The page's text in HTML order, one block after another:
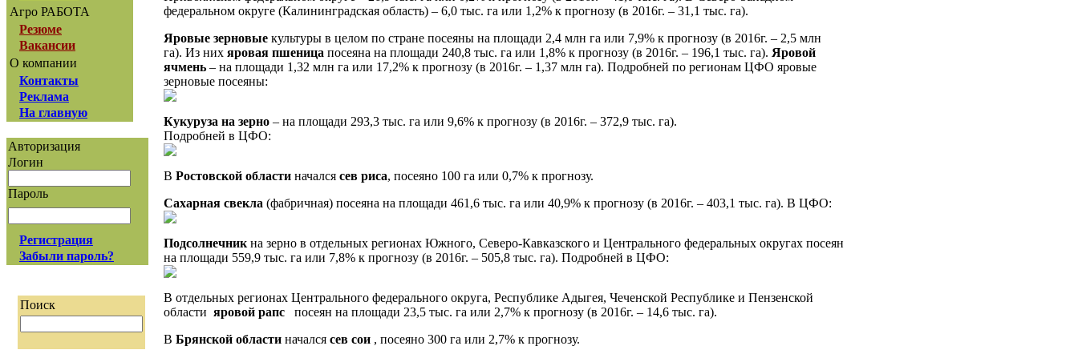
Агро РАБОТА
Резюме
Вакансии
О компании
Контакты
Реклама
На главную
Авторизация
Логин
Пароль
Регистрация
Забыли пароль?
Поиск
федеральном округе (Калининградская область) – 6,0 тыс. га или 1,2% к прогнозу (в 2016г. – 31,1 тыс. га).
Яровые зерновые культуры в целом по стране посеяны на площади 2,4 млн га или 7,9% к прогнозу (в 2016г. – 2,5 млн
га). Из них яровая пшеница посеяна на площади 240,8 тыс. га или 1,8% к прогнозу (в 2016г. – 196,1 тыс. га). Яровой
ячмень – на площади 1,32 млн га или 17,2% к прогнозу (в 2016г. – 1,37 млн га). Подробней по регионам ЦФО яровые
зерновые посеяны:
Кукуруза на зерно – на площади 293,3 тыс. га или 9,6% к прогнозу (в 2016г. – 372,9 тыс. га).
Подробней в ЦФО:
В Ростовской области начался сев риса, посеяно 100 га или 0,7% к прогнозу.
Сахарная свекла (фабричная) посеяна на площади 461,6 тыс. га или 40,9% к прогнозу (в 2016г. – 403,1 тыс. га). В ЦФО:
Подсолнечник на зерно в отдельных регионах Южного, Северо-Кавказского и Центрального федеральных округах посеян
на площади 559,9 тыс. га или 7,8% к прогнозу (в 2016г. – 505,8 тыс. га). Подробней в ЦФО:
В отдельных регионах Центрального федерального округа, Республике Адыгея, Чеченской Республике и Пензенской
области яровой рапс посеян на площади 23,5 тыс. га или 2,7% к прогнозу (в 2016г. – 14,6 тыс. га).
В Брянской области начался сев сои , посеяно 300 га или 2,7% к прогнозу.